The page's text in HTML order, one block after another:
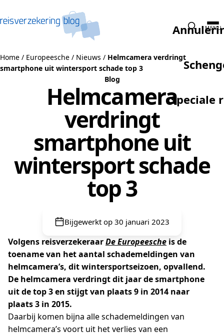
Speciale
MENU
Home / Europeesche / Nieuws / Helmcamera verdringt
smartphone uit wintersport schade top 3
Blog
Helmcamera
verdringt
smartphone uit
wintersport schade
top 3
Bijgewerkt op 30 januari 2023
Volgens reisverzekeraarDe Europeesche is de
toename van het aantal schademeldingen van
helmcamera’s, dit wintersportseizoen, opvallend.
De helmcamera verdringt dit jaar de smartphone
uit de top 3 en stijgt van plaats 9 in 2014 naar
plaats 3 in 2015.
Daarbij komen bijna alle schademeldingen van
helmcamera’s voort uit het verlies van een